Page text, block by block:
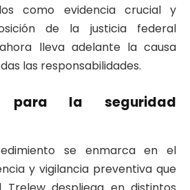
como evidencia crucial y
de la justicia federal
lleva adelante la causa
las responsabilidades.
para la seguridad
se enmarca en el
y vigilancia preventiva que